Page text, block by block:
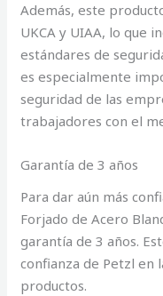
Además, este
UKCA y UIAA, lo que
estándares de
es especialmente
seguridad de las
trabajadores con el
Garantía de 3 años
Para dar aún más
Forjado de Acero
garantía de 3 años.
confianza de Petzl en
productos.